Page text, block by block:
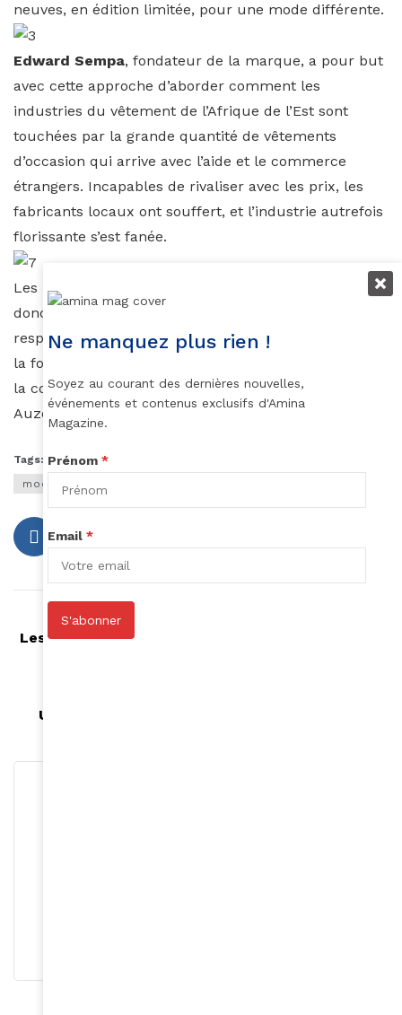
neuves, en édition limitée, pour une mode différente.
Edward Sempa, fondateur de la marque, a pour but
avec cette approche d’aborder comment les
industries du vêtement de l’Afrique de l’Est sont
touchées par la grande quantité de vêtements
d’occasion qui arrive avec l’aide et le commerce
étrangers. Incapables de rivaliser avec les prix, les
fabricants locaux ont souffert, et l’industrie autrefois
florissante s’est fanée.
Les pièces des collections de Catherine & Sons sont
donc confectionnées dans matériaux recyclés,
respectueux de l’environnement. Les coupes sont à
la fois féminines et classiques, comme en témoignent
la collection printemps/été 2018.
Auzouhat Gnaoré
Tags: catherine and sons
mode ouganda
Les premières images de Chiwetel Ejiofor dans le
Un mode de vie sain pour des cheveux sains
Ne manquez plus rien !
Soyez au courant des dernières nouvelles,
événements et contenus exclusifs d'Amina
Magazine.
Prénom *
Email *
S'abonner